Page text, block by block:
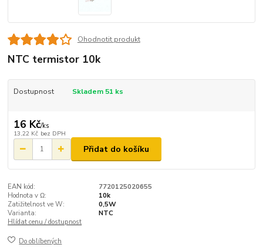
Ohodnotit produkt
NTC termistor 10k
Dostupnost Skladem 51 ks
16 Kč/ks
13,22 Kč bez DPH
Přidat do košíku
EAN kód:
7720125020655
Hodnota v Ω:
10k
Zatižitelnost ve W:
0,5W
Varianta:
NTC
Hlídat cenu / dostupnost
Do oblíbených